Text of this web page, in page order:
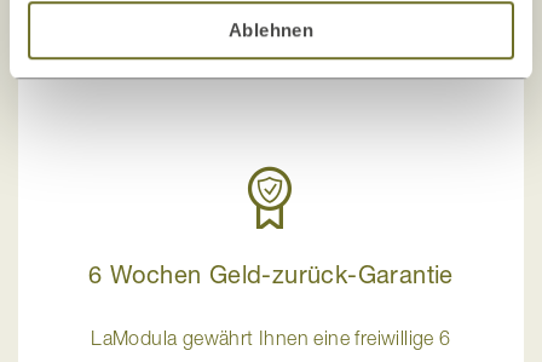
Ablehnen
info@lamodula.de
6 Wochen Geld-zurück-Garantie
LaModula gewährt Ihnen eine freiwillige 6